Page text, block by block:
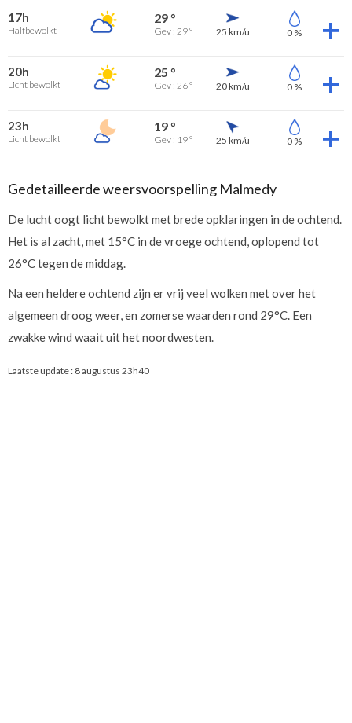
17h
Halfbewolkt
29 °
Gev : 29 ° 25 km/u 0 %
20h
Licht bewolkt
25 °
Gev : 26 ° 20 km/u 0 %
23h
Licht bewolkt
19 °
Gev : 19 ° 25 km/u 0 %
Gedetailleerde weersvoorspelling Malmedy
De lucht oogt licht bewolkt met brede opklaringen in de ochtend.
Het is al zacht, met 15°C in de vroege ochtend, oplopend tot
26°C tegen de middag.
Na een heldere ochtend zijn er vrij veel wolken met over het
algemeen droog weer, en zomerse waarden rond 29°C. Een
zwakke wind waait uit het noordwesten.
Laatste update : 8 augustus 23h40